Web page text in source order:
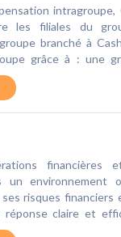
du client dans
calculs et toutes
les filiales du
branché à
grâce à : une
systèmes de
une mise en
de gestion des
financières
un
risques
claire et
payment » et la